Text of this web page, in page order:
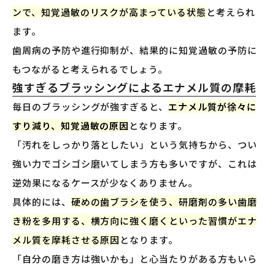
ンで、知覚過敏のリスクが高まっている状態 と考えられ
ます。
歯周病の予防や進行抑制が、結果的に知覚過敏の予防に
もつながると考えられるでしょう。
強すぎるブラッシングによるエナメル質の摩耗
毎日のブラッシングが強すぎると、 エナメル質が徐々に
すり減り、知覚過敏の原因 となります。
「汚れをしっかり落としたい」という気持ちから、つい
強い力でゴシゴシ磨いてしまう方も多いですが、これは
逆効果になるケースが少なくありません。
具体的には、 硬めの歯ブラシを使う、研磨剤の多い歯磨
き粉を多用する、横方向に強く磨くといった習慣がエナ
メル質を摩耗させる原因 となります。
「自分の磨き方は強いかも」と心当たりがある方もいら